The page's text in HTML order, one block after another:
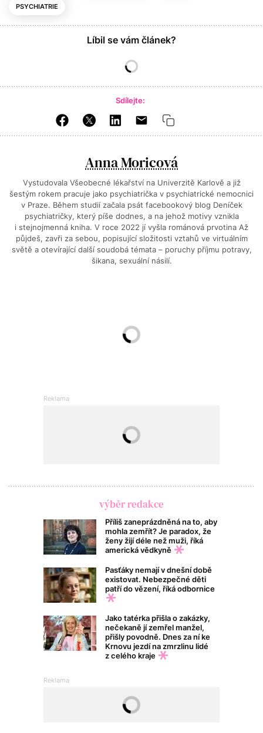
PSYCHIATRIE
Líbil se vám článek?
Sdílejte:
Anna Moricová
Vystudovala Všeobecné lékařství na Univerzitě Karlově a již
šestým rokem pracuje jako psychiatrička v psychiatrické nemocnici
v Praze. Během studií začala psát facebookový blog Deníček
psychiatričky, který píše dodnes, a na jehož motivy vznikla
i stejnojmenná kniha. V roce 2022 jí vyšla románová prvotina Až
půjdeš, zavři za sebou, popisující složitosti vztahů ve virtuálním
světě a otevírající další soudobá témata – poruchy příjmu potravy,
šikana, sexuální násilí.
výběr redakce
Příliš zaneprázdněná na to, aby
mohla zemřít? Je paradox, že
ženy žijí déle než muži, říká
americká vědkyně
Pasťáky nemají v dnešní době
existovat. Nebezpečné děti
patří do vězení, říká odbornice
Jako tatérka přišla o zakázky,
nečekaně jí zemřel manžel,
přišly povodně. Dnes za ní ke
Krnovu jezdí na zmrzlinu lidé
z celého kraje